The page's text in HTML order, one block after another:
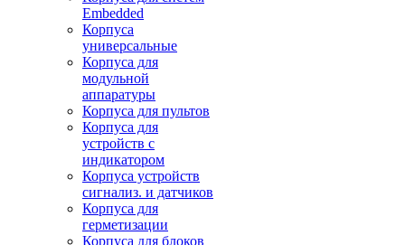
Embedded
Корпуса
универсальные
Корпуса для
модульной
аппаратуры
Корпуса для пультов
Корпуса для
устройств с
индикатором
Корпуса устройств
сигнализ. и датчиков
Корпуса для
герметизации
Корпуса для блоков